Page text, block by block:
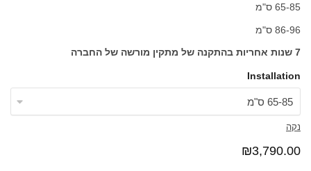
65-85 ס"מ
86-96 ס"מ
7 שנות אחריות בהתקנה של מתקין מורשה של החברה
Installation
נקה
₪3,790.00